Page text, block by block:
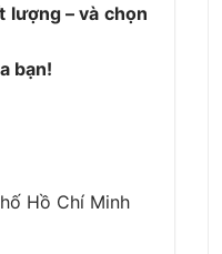
lượng – và chọn
bạn!
Hồ Chí Minh